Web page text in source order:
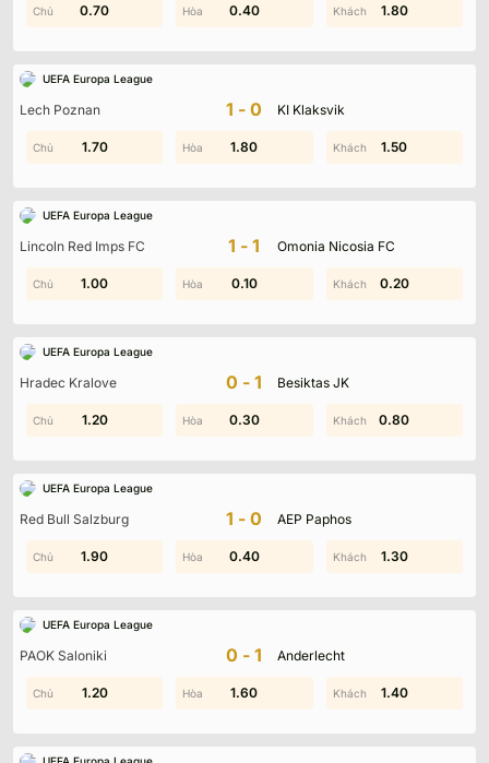
1.30 1.00 1.60
0.70 0.40 1.80
UEFA Europa League
Lech Poznan 1-0 KI Klaksvik
0.50 1.40 1.80
1.70 1.80 1.50
UEFA Europa League
Lincoln Red Imps FC 1-1 Omonia Nicosia FC
0.50 1.10 0.90
1.00 0.10 0.20
UEFA Europa League
Hradec Kralove 0-1 Besiktas JK
0.50 2.00 1.80
1.20 0.30 0.80
UEFA Europa League
Red Bull Salzburg 1-0 AEP Paphos
0.80 0.90 1.20
1.90 0.40 1.30
UEFA Europa League
PAOK Saloniki 0-1 Anderlecht
0.10 0.70 1.50
1.20 1.60 1.40